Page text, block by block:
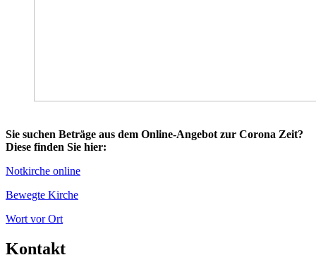
Sie suchen Beträge aus dem Online-Angebot zur Corona Zeit?
Diese finden Sie hier:
Notkirche online
Bewegte Kirche
Wort vor Ort
Kontakt